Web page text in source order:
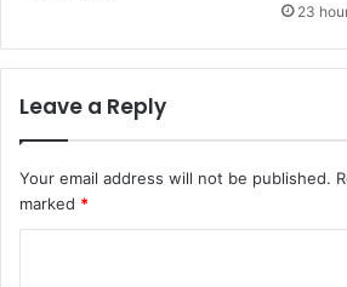
23
Leave a Reply
Your email address will not be published.
marked *